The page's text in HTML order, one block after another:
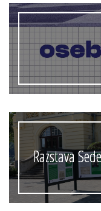
Razstava